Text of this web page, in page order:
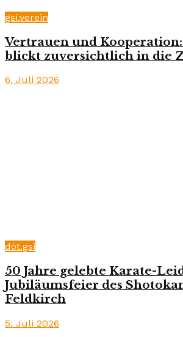
gsi.verein
Vertrauen und
blickt zuversichtlich in die
6. Juli 2026
döt.gsi
50 Jahre gelebte Karate-
Jubiläumsfeier des
Feldkirch
5. Juli 2026